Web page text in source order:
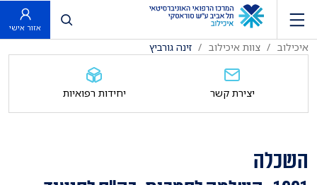
פתח חיפוש
אזור אישי
איכילוב צוות איכילוב זינה גורביץ
השכלה
יצירת קשר יחידות רפואיות